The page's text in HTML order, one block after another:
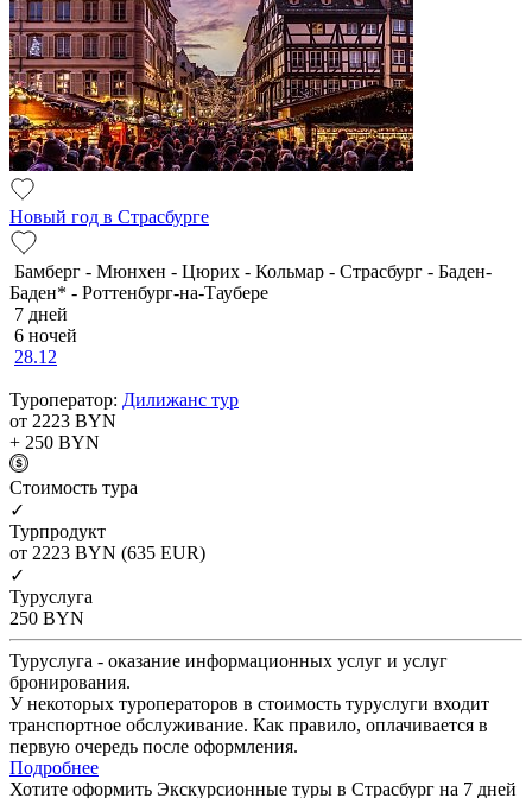
Новый год в Страсбурге
Бамберг - Мюнхен - Цюрих - Кольмар - Страсбург - Баден-
Баден* - Роттенбург-на-Таубере
7 дней
6 ночей
28.12
Туроператор: Дилижанс тур
от 2223 BYN
+ 250 BYN
Cтоимость тура
✓
Турпродукт
от 2223 BYN (635 EUR)
✓
Туруслуга
250 BYN
Туруслуга - оказание информационных услуг и услуг
бронирования.
У некоторых туроператоров в стоимость туруслуги входит
транспортное обслуживание. Как правило, оплачивается в
первую очередь после оформления.
Подробнее
Хотите оформить Экскурсионные туры в Страсбург на 7 дней